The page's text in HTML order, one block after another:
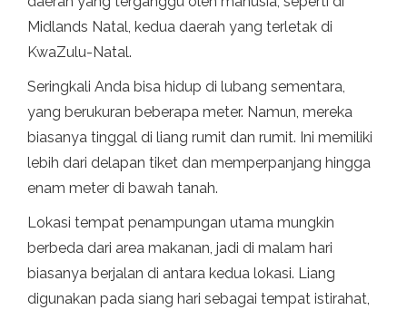
Midlands Natal, kedua daerah yang terletak di
KwaZulu-Natal.
Seringkali Anda bisa hidup di lubang sementara,
yang berukuran beberapa meter. Namun, mereka
biasanya tinggal di liang rumit dan rumit. Ini memiliki
lebih dari delapan tiket dan memperpanjang hingga
enam meter di bawah tanah.
Lokasi tempat penampungan utama mungkin
berbeda dari area makanan, jadi di malam hari
biasanya berjalan di antara kedua lokasi. Liang
digunakan pada siang hari sebagai tempat istirahat,